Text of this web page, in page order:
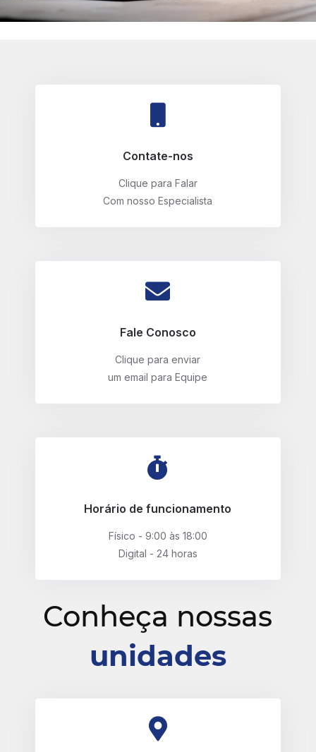
Contate-nos
Clique para Falar
Com nosso Especialista
Fale Conosco
Clique para enviar
um email para Equipe
Horário de funcionamento
Físico - 9:00 às 18:00
Digital - 24 horas
Conheça nossas
unidades